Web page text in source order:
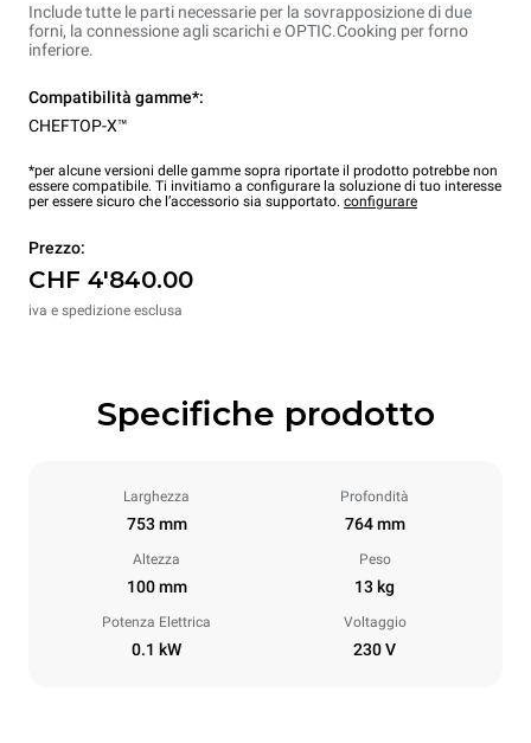
Include tutte le parti necessarie per la sovrapposizione di due
forni, la connessione agli scarichi e OPTIC.Cooking per forno
inferiore.
Compatibilità gamme*:
CHEFTOP-X™
*per alcune versioni delle gamme sopra riportate il prodotto potrebbe non
essere compatibile. Ti invitiamo a configurare la soluzione di tuo interesse
per essere sicuro che l’accessorio sia supportato. configurare
Prezzo:
CHF 4'840.00
iva e spedizione esclusa
Specifiche prodotto
Larghezza
753 mm
Profondità
764 mm
Altezza
100 mm
Peso
13 kg
Potenza Elettrica
0.1 kW
Voltaggio
230 V